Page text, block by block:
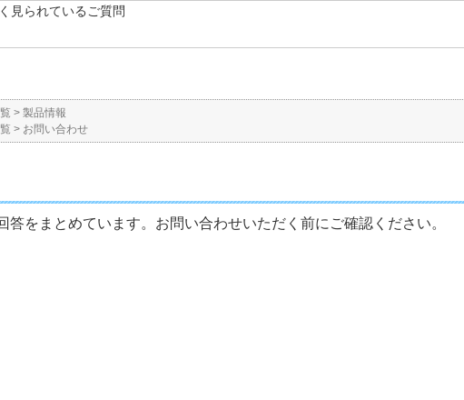
見られているご質問
> 製品情報
> お問い合わせ
をまとめています。お問い合わせいただく前にご確認ください。